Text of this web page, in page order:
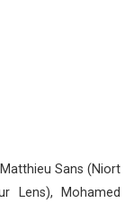
Sans (Niort
Lens), Mohamed